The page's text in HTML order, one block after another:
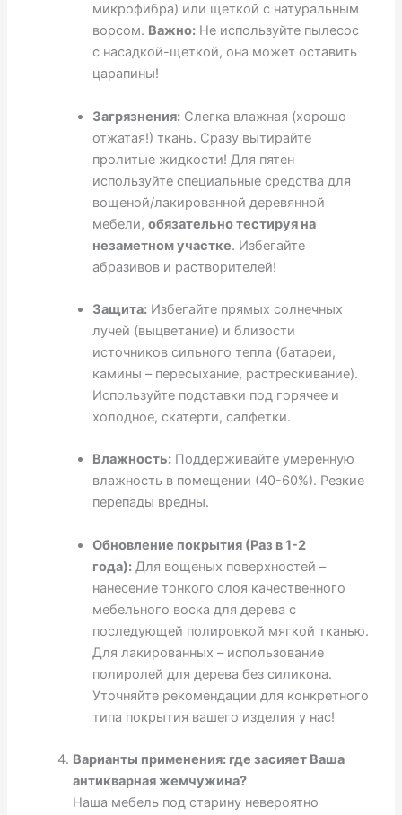
микрофибра) или щеткой с натуральным
ворсом. Важно:Не используйте пылесос
с насадкой-щеткой, она может оставить
царапины!
Загрязнения:Слегка влажная (хорошо
отжатая!) ткань. Сразу вытирайте
пролитые жидкости! Для пятен
используйте специальные средства для
вощеной/лакированной деревянной
мебели, обязательно тестируя на
незаметном участке. Избегайте
абразивов и растворителей!
Защита:Избегайте прямых солнечных
лучей (выцветание) и близости
источников сильного тепла (батареи,
камины – пересыхание, растрескивание).
Используйте подставки под горячее и
холодное, скатерти, салфетки.
Влажность:Поддерживайте умеренную
влажность в помещении (40-60%). Резкие
перепады вредны.
Обновление покрытия (Раз в 1-2
года):Для вощеных поверхностей –
нанесение тонкого слоя качественного
мебельного воска для дерева с
последующей полировкой мягкой тканью.
Для лакированных – использование
полиролей для дерева без силикона.
Уточняйте рекомендации для конкретного
типа покрытия вашего изделия у нас!
Варианты применения: где засияет Ваша
антикварная жемчужина?
Наша мебель под старину невероятно